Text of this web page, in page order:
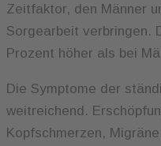
Zeitfaktor, den Männer
Sorgearbeit verbringen.
Prozent höher als bei
Die Symptome der
weitreichend.
Kopfschmerzen,